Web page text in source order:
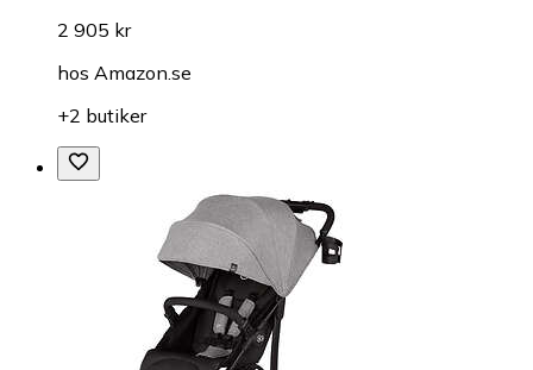
2 905 kr
hos Amazon.se
+2 butiker